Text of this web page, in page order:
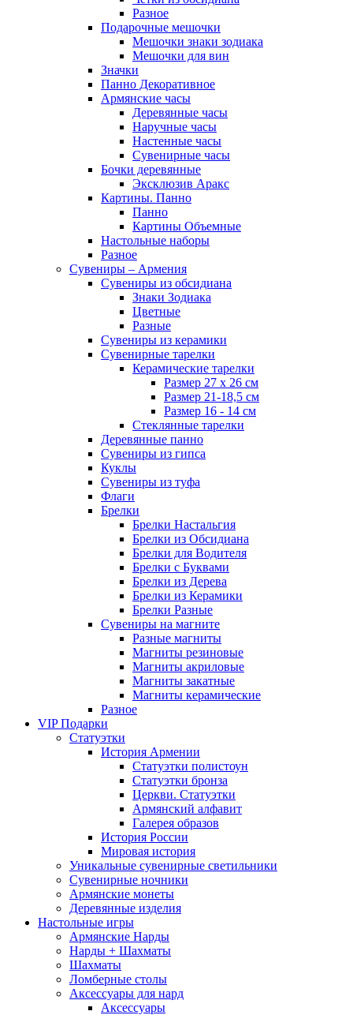
Разное
Подарочные мешочки
Мешочки знаки зодиака
Мешочки для вин
Значки
Панно Декоративное
Армянские часы
Деревянные часы
Наручные часы
Настенные часы
Сувенирные часы
Бочки деревянные
Эксклюзив Аракс
Картины. Панно
Панно
Картины Объемные
Настольные наборы
Разное
Сувениры – Армения
Сувениры из обсидиана
Знаки Зодиака
Цветные
Разные
Сувениры из керамики
Сувенирные тарелки
Керамические тарелки
Размер 27 х 26 см
Размер 21-18,5 см
Размер 16 - 14 см
Стеклянные тарелки
Деревянные панно
Сувениры из гипса
Куклы
Сувениры из туфа
Флаги
Брелки
Брелки Настальгия
Брелки из Обсидиана
Брелки для Водителя
Брелки с Буквами
Брелки из Дерева
Брелки из Керамики
Брелки Разные
Сувениры на магните
Разные магниты
Магниты резиновые
Магниты акриловые
Магниты закатные
Магниты керамические
Разное
VIP Подарки
Статуэтки
История Армении
Статуэтки полистоун
Статуэтки бронза
Церкви. Статуэтки
Армянский алфавит
Галерея образов
История России
Мировая история
Уникальные сувенирные светильники
Сувенирные ночники
Армянские монеты
Деревянные изделия
Настольные игры
Армянские Нарды
Нарды + Шахматы
Шахматы
Ломберные столы
Аксессуары для нард
Аксессуары